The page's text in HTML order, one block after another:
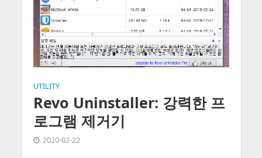
UTILITY
Revo Uninstaller: 강력한 프
로그램 제거기
2020-02-22